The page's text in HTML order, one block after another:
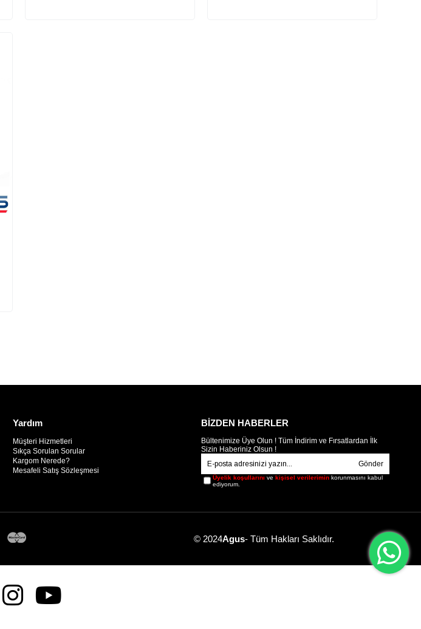
Yardım
Müşteri Hizmetleri
Sıkça Sorulan Sorular
Kargom Nerede?
Mesafeli Satış Sözleşmesi
BİZDEN HABERLER
Bültenimize Üye Olun ! Tüm İndirim ve Fırsatlardan İlk
Sizin Haberiniz Olsun !
Gönder
Üyelik koşullarını ve kişisel verileriminkorunmasını kabul
ediyorum.
© 2024Agus- Tüm Hakları Saklıdır.